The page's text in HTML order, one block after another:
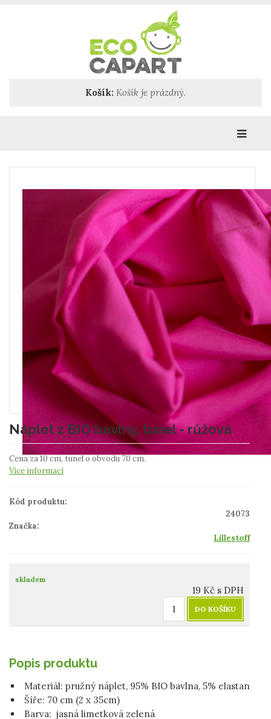
Košík: Košík je prázdný.
Náplet z BIO bavlny, tunel - růžová
Cena za 10 cm, tunel o obvodu 70 cm.
Více informací
Kód produktu:
24073
Značka:
Lillestoff
skladem
19 Kč s DPH
DO KOŠÍKU
Popis produktu
Materiál: pružný náplet, 95% BIO bavlna, 5% elastan
Šíře: 70 cm (2 x 35cm)
Barva: jasná limetková zelená